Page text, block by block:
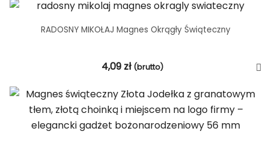
RADOSNY MIKOŁAJ Magnes Okrągły Świąteczny
4,09 zł (brutto)